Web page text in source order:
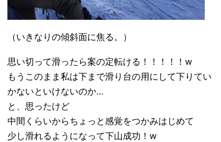
（いきなりの傾斜面に焦る。）
思い切って滑ったら案の定転ける！！！！！w
もうこのまま私は下まで滑り台の用にして下りてい
かないといけないのか…
と、思ったけど
中間くらいからちょっと感覚をつかみはじめて
少し滑れるようになって下山成功！w